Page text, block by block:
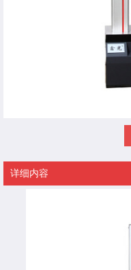
详细内容